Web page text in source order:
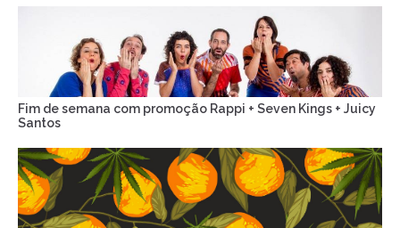
Fim de semana com promoção Rappi + Seven Kings + Juicy
Santos